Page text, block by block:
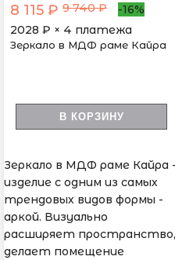
8 115 ₽ 9 740 ₽
-16%
2028 ₽ × 4 платежа
Зеркало в МДФ раме Кайра
В КОРЗИНУ
Зеркало в МДФ раме Кайра -
изделие с одним из самых
трендовых видов формы -
аркой. Визуально
расширяет пространство,
делает помещение